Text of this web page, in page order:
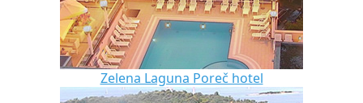
Zelena Laguna Poreč hotel